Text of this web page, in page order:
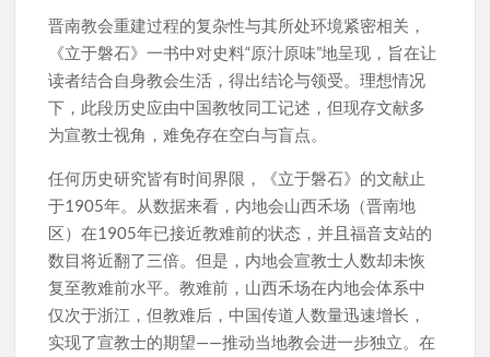
晋南教会重建过程的复杂性与其所处环境紧密相关，
《立于磐石》一书中对史料“原汁原味”地呈现，旨在让
读者结合自身教会生活，得出结论与领受。理想情况
下，此段历史应由中国教牧同工记述，但现存文献多
为宣教士视角，难免存在空白与盲点。
任何历史研究皆有时间界限，《立于磐石》的文献止
于1905年。从数据来看，内地会山西禾场（晋南地
区）在1905年已接近教难前的状态，并且福音支站的
数目将近翻了三倍。但是，内地会宣教士人数却未恢
复至教难前水平。教难前，山西禾场在内地会体系中
仅次于浙江，但教难后，中国传道人数量迅速增长，
实现了宣教士的期望——推动当地教会进一步独立。在